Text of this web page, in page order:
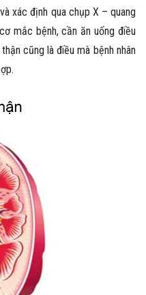
xác định qua chụp X – quang
mắc bệnh, cần ăn uống điều
cũng là điều mà bệnh nhân